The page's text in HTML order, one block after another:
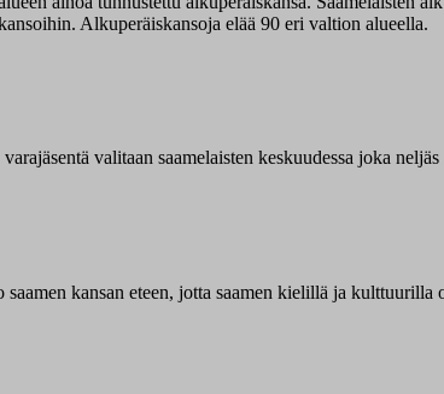
Alkuperäiskansoja elää 90 eri valtion alueella.
valitaan saamelaisten keskuudessa joka
saamen kansan eteen, jotta saamen kielillä ja kulttuurilla